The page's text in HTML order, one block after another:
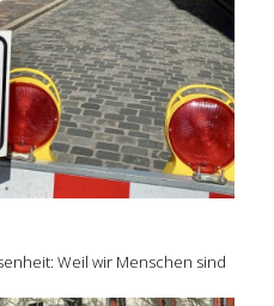
Weil wir Menschen sind